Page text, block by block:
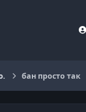
бан просто так